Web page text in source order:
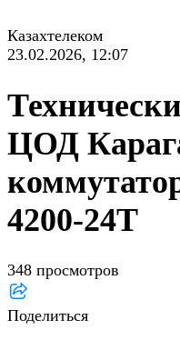
Казахтелеком
23.02.2026, 12:07
ЦОД
4200-24T
348 просмотров
Поделиться